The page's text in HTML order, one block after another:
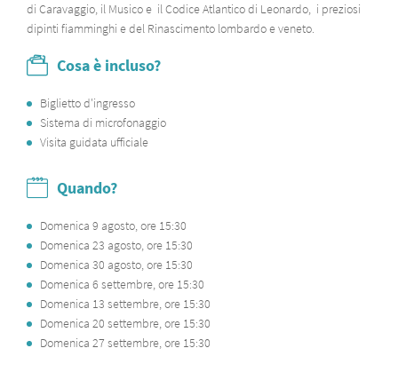
di Caravaggio, il Musico e il Codice Atlantico di Leonardo, i preziosi
dipinti fiamminghi e del Rinascimento lombardo e veneto.
Cosa è incluso?
Biglietto d'ingresso
Sistema di microfonaggio
Visita guidata ufficiale
Quando?
Domenica 9 agosto, ore 15:30
Domenica 23 agosto, ore 15:30
Domenica 30 agosto, ore 15:30
Domenica 6 settembre, ore 15:30
Domenica 13 settembre, ore 15:30
Domenica 20 settembre, ore 15:30
Domenica 27 settembre, ore 15:30